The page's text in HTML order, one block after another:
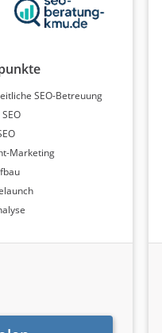
DieBeyond Media
während sie
Agenturen wider.
Füllen Sie
Sie
werden.
SEO-Betreuung
Marketing